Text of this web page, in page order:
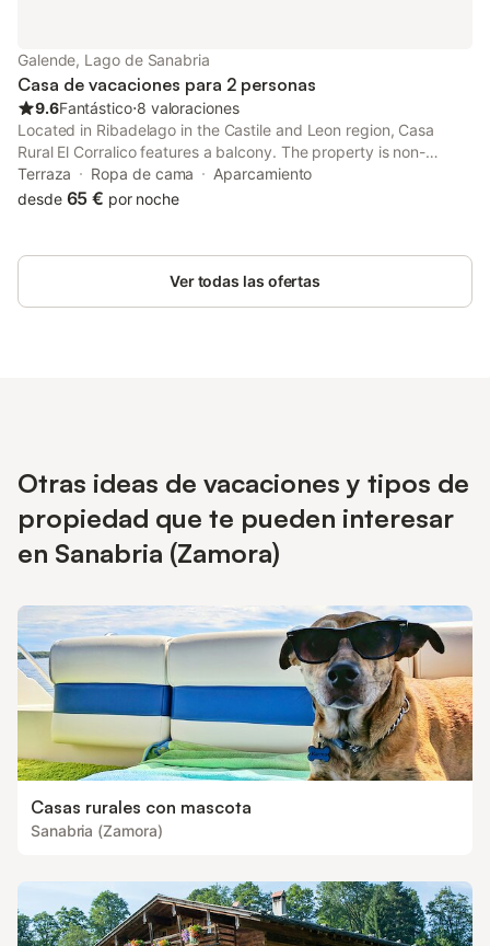
Galende, Lago de Sanabria
Casa de vacaciones para 2 personas
9.6Fantástico⋅8 valoraciones
Located in Ribadelago in the Castile and Leon region, Casa
Rural El Corralico features a balcony. The property is non-
smoking and is set 3.3 km from Sanabria Lake.
Terraza Ropa de cama
Aparcamiento
desde 65 € por noche
Ver todas las ofertas
Otras ideas de vacaciones y tipos de
propiedad que te pueden interesar
en Sanabria (Zamora)
Casas rurales con mascota
Sanabria (Zamora)